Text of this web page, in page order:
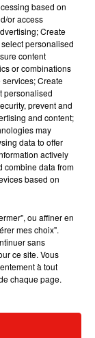
vie de chatelain
de « Love
single le plus
based on
or access
Create
personalised
content
or combinations
Create
personalised
prevent and
and content;
may
data to offer
actively
combine data from
based on
ou affiner en
mes choix".
sans
ce site. Vous
à tout
chaque page.